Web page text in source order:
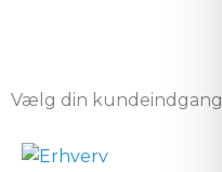
Vælg din kundeindgang